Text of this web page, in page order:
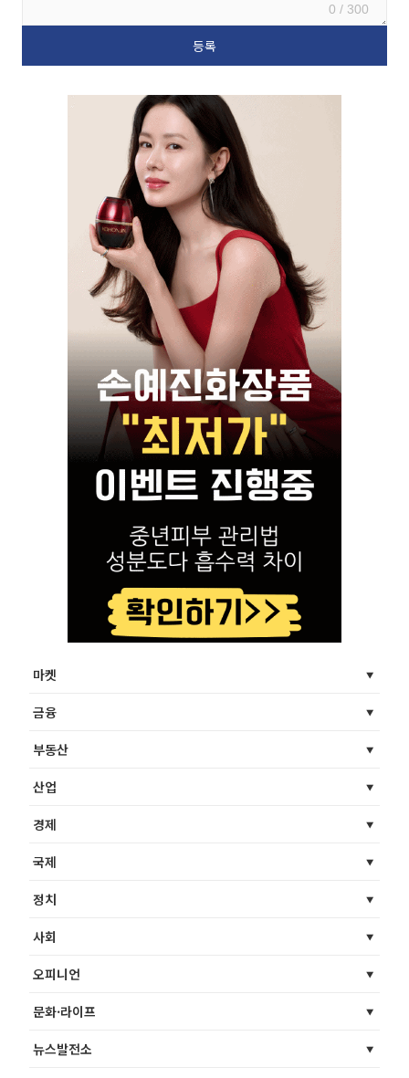
0 / 300
마켓
금융
부동산
산업
경제
국제
정치
사회
오피니언
문화·라이프
뉴스발전소